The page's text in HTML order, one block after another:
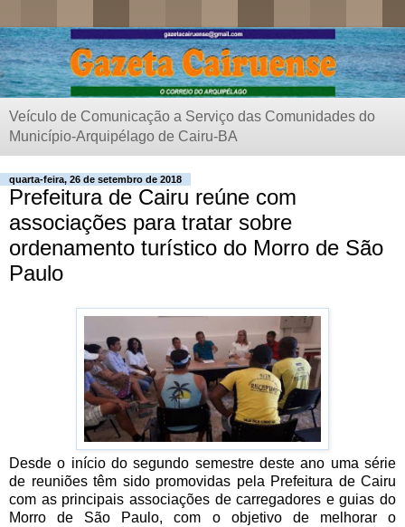
Veículo de Comunicação a Serviço das Comunidades do
Município-Arquipélago de Cairu-BA
quarta-feira, 26 de setembro de 2018
Prefeitura de Cairu reúne com
associações para tratar sobre
ordenamento turístico do Morro de São
Paulo
Desde o início do segundo semestre deste ano uma série
de reuniões têm sido promovidas pela Prefeitura de Cairu
com as principais associações de carregadores e guias do
Morro de São Paulo, com o objetivo de melhorar o